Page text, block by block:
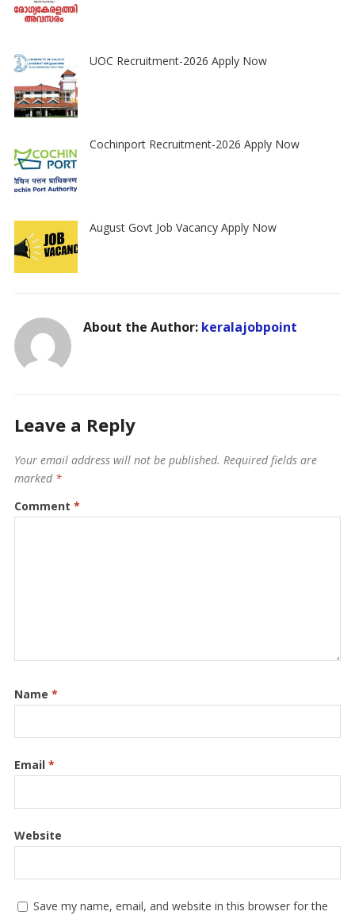
UOC Recruitment-2026 Apply Now
Cochinport Recruitment-2026 Apply Now
August Govt Job Vacancy Apply Now
About the Author: keralajobpoint
Leave a Reply
Your email address will not be published. Required fields are
marked *
Comment *
Name *
Email *
Website
Save my name, email, and website in this browser for the